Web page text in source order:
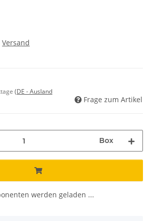
Versand
(DE - Ausland
Frage zum Artikel
Box
werden geladen ...